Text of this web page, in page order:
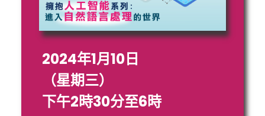
2024年1月10日
（星期三）
下午2時30分至6時